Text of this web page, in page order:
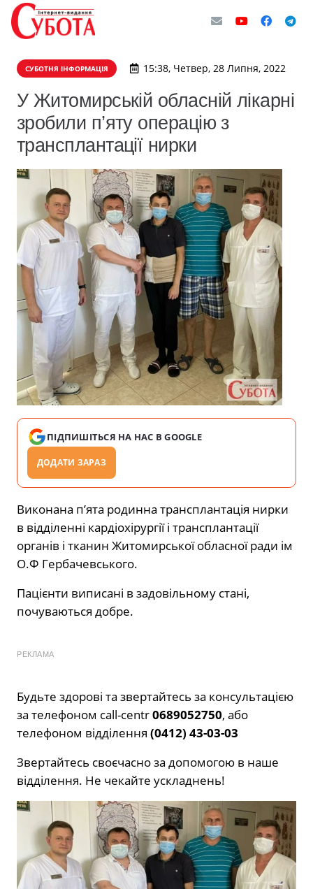
СУБОТНЯ ІНФОРМАЦІЯ 15:38, Четвер, 28 Липня, 2022
У Житомирській обласній лікарні
зробили п’яту операцію з
трансплантації нирки
ПІДПИШІТЬСЯ НА НАС В GOOGLE
ДОДАТИ ЗАРАЗ
Виконана п’ята родинна трансплантація нирки
в відділенні кардіохірургії і трансплантації
органів і тканин Житомирської обласної ради ім
О.Ф Гербачевського.
Пацієнти виписані в задовільному стані,
почуваються добре.
РЕКЛАМА
Будьте здорові та звертайтесь за консультацією
за телефоном call-centr0689052750, або
телефоном відділення (0412) 43-03-03
Звертайтесь своєчасно за допомогою в наше
відділення. Не чекайте ускладнень!